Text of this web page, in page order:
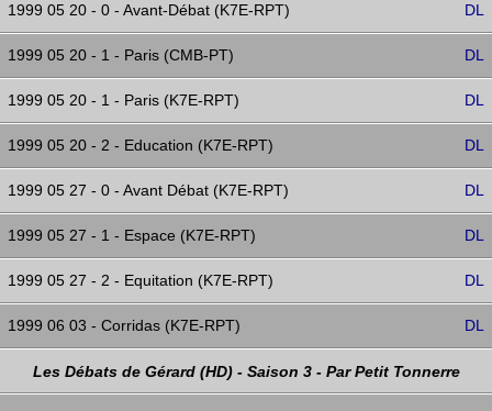
1999 05 20 - 0 - Avant-Débat (K7E-RPT) DL
1999 05 20 - 1 - Paris (CMB-PT) DL
1999 05 20 - 1 - Paris (K7E-RPT) DL
1999 05 20 - 2 - Education (K7E-RPT) DL
1999 05 27 - 0 - Avant Débat (K7E-RPT) DL
1999 05 27 - 1 - Espace (K7E-RPT) DL
1999 05 27 - 2 - Equitation (K7E-RPT) DL
1999 06 03 - Corridas (K7E-RPT) DL
Les Débats de Gérard (HD) - Saison 3 - Par Petit Tonnerre